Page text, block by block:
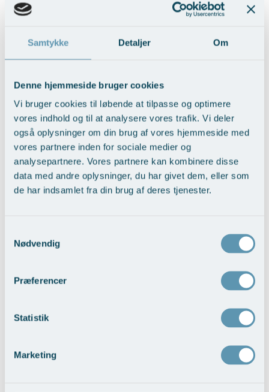
Samtykke Detaljer Om
Denne hjemmeside bruger cookies
Vi bruger cookies til løbende at tilpasse og optimere
vores indhold og til at analysere vores trafik. Vi deler
også oplysninger om din brug af vores hjemmeside med
vores partnere inden for sociale medier og
analysepartnere. Vores partnere kan kombinere disse
data med andre oplysninger, du har givet dem, eller som
de har indsamlet fra din brug af deres tjenester.
Nødvendig
Præferencer
Statistik
Marketing
Vis behandlingseksempler>
fedttransplantation